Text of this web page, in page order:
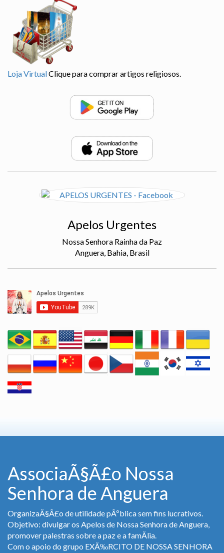
Loja VirtualClique para comprar artigos religiosos.
Apelos Urgentes
Nossa Senhora Rainha da Paz
Anguera, Bahia, Brasil
AssociaÃ§Ã£o Nossa
Senhora de Anguera
OrganizaÃ§Ã£o de utilidade pÃºblica sem fins lucrativos.
Objetivo: divulgar os Apelos de Nossa Senhora de Anguera,
promover palestras sobre a paz e a famÃ­lia.
Com o apoio do grupo EXÃ‰RCITO DE NOSSA SENHORA